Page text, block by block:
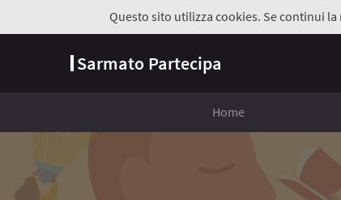
Questo sito utilizza cookies. Se continui
Sarmato Partecipa
Home